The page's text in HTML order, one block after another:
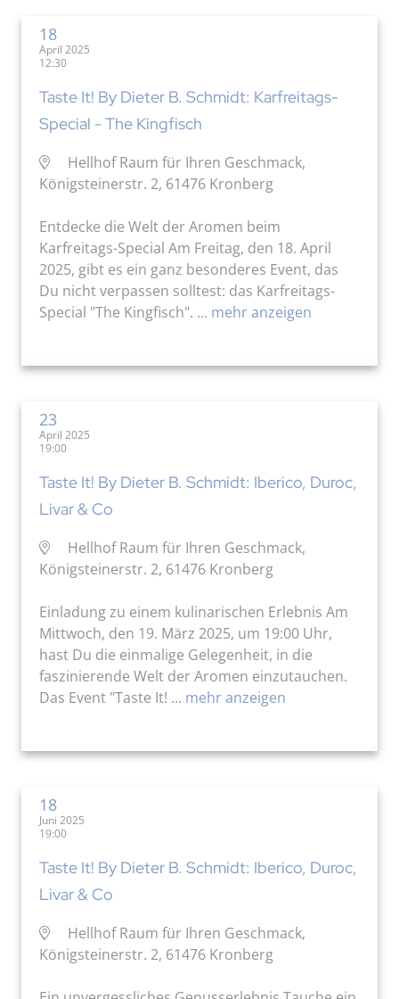
18
April 2025
12:30
Taste It! By Dieter B. Schmidt: Karfreitags-
Special - The Kingfisch
Hellhof Raum für Ihren Geschmack,
Königsteinerstr. 2, 61476 Kronberg
Entdecke die Welt der Aromen beim
Karfreitags-Special Am Freitag, den 18. April
2025, gibt es ein ganz besonderes Event, das
Du nicht verpassen solltest: das Karfreitags-
Special "The Kingfisch". ... mehr anzeigen
23
April 2025
19:00
Taste It! By Dieter B. Schmidt: Iberico, Duroc,
Livar & Co
Hellhof Raum für Ihren Geschmack,
Königsteinerstr. 2, 61476 Kronberg
Einladung zu einem kulinarischen Erlebnis Am
Mittwoch, den 19. März 2025, um 19:00 Uhr,
hast Du die einmalige Gelegenheit, in die
faszinierende Welt der Aromen einzutauchen.
Das Event "Taste It! ... mehr anzeigen
18
Juni 2025
19:00
Taste It! By Dieter B. Schmidt: Iberico, Duroc,
Livar & Co
Hellhof Raum für Ihren Geschmack,
Königsteinerstr. 2, 61476 Kronberg